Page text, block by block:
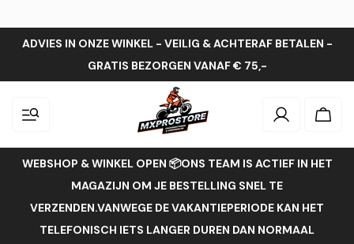
ADVIES IN ONZE WINKEL - VEILIG & ACHTERAF BETALEN -
GRATIS BEZORGEN VANAF € 75,-
Inloggen
WEBSHOP & WINKEL OPEN 📦ONS TEAM IS ACTIEF IN HET
MAGAZIJN OM JE BESTELLING SNEL TE
VERZENDEN.VANWEGE DE VAKANTIEPERIODE KAN HET
TELEFONISCH IETS LANGER DUREN DAN NORMAAL